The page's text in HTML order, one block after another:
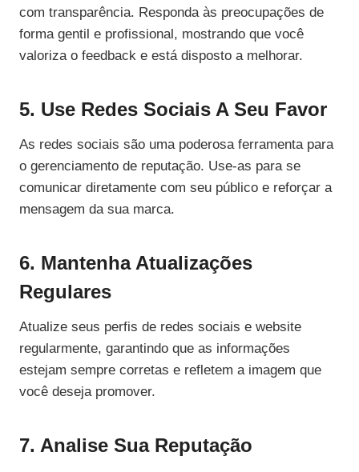
com transparência. Responda às preocupações de
forma gentil e profissional, mostrando que você
valoriza o feedback e está disposto a melhorar.
5. Use Redes Sociais A Seu Favor
As redes sociais são uma poderosa ferramenta para
o gerenciamento de reputação. Use-as para se
comunicar diretamente com seu público e reforçar a
mensagem da sua marca.
6. Mantenha Atualizações
Regulares
Atualize seus perfis de redes sociais e website
regularmente, garantindo que as informações
estejam sempre corretas e refletem a imagem que
você deseja promover.
7. Analise Sua Reputação